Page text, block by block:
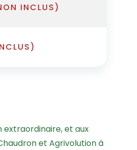
INCLUS)
extraordinaire, et aux
et Agrivolution à